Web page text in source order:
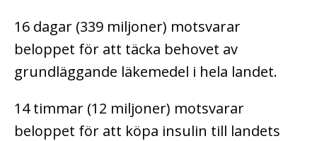
16 dagar (339 miljoner) motsvarar
beloppet för att täcka behovet av
grundläggande läkemedel i hela landet.
14 timmar (12 miljoner) motsvarar
beloppet för att köpa insulin till landets